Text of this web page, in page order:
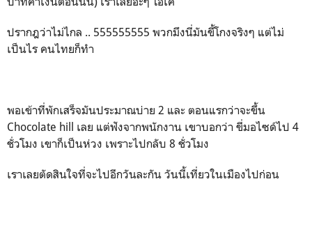
ปรากฎว่าไม่ไกล .. 555555555 พวกมึงนี่มันขี้โกงจริงๆ แต่ไม่
เป็นไร คนไทยก็ทำ
พอเข้าที่พักเสร็จมันประมาณบ่าย 2 และ ตอนแรกว่าจะขึ้น
Chocolate hill เลย แต่ฟังจากพนักงาน เขาบอกว่า ขี่มอไซด์ไป 4
ชั่วโมง เขาก็เป็นห่วง เพราะไปกลับ 8 ชั่วโมง
เราเลยตัดสินใจที่จะไปอีกวันละกัน วันนี้เที่ยวในเมืองไปก่อน